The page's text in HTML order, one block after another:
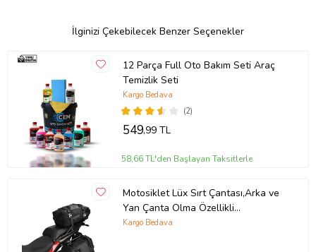
İlginizi Çekebilecek Benzer Seçenekler
12 Parça Full Oto Bakım Seti Araç
Temizlik Seti
(2)
Kargo Bedava
549,99 TL
58,66 TL'den Başlayan Taksitlerle
Motosiklet Lüx Sırt Çantası,Arka ve
Yan Çanta Olma Özellikli
Waterproof Motor Touring Çanta 30
Kargo Bedava